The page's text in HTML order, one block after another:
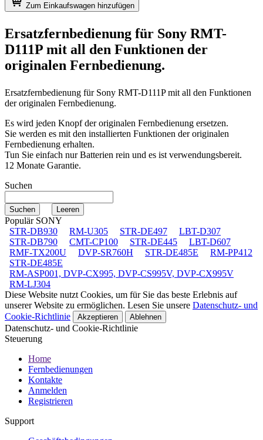
Zum Einkaufswagen hinzufügen
Ersatzfernbedienung für Sony RMT-
D111P mit all den Funktionen der
originalen Fernbedienung.
Ersatzfernbedienung fürSony RMT-D111Pmit all den Funktionen
der originalen Fernbedienung.
Es wird jeden Knopf der originalen Fernbedienung ersetzen.
Sie werden es mit den installierten Funktionen der originalen
Fernbedienung erhalten.
Tun Sie einfach nur Batterien rein und es ist verwendungsbereit.
12 Monate Garantie.
Suchen
Populär SONY
STR-DB930
RM-U305 STR-DE497
LBT-D307
STR-DB790
CMT-CP100 STR-DE445
LBT-D607
RMF-TX200U
DVP-SR760H STR-DE485E
RM-PP412
STR-DE485E
RM-ASP001, DVP-CX995, DVP-CS995V, DVP-CX995V
RM-LJ304
Diese Website nutzt Cookies, um für Sie das beste Erlebnis auf
unserer Website zu ermöglichen. Lesen Sie unsere Datenschutz- und
Cookie-Richtlinie
Akzeptieren Ablehnen
Datenschutz- und Cookie-Richtlinie
Steuerung
Home
Fernbedienungen
Kontakte
Anmelden
Registrieren
Support